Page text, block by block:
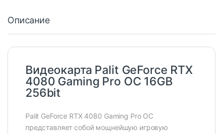
Описание
Видеокарта Palit GeForce RTX
4080 Gaming Pro OC 16GB
256bit
Palit GeForce RTX 4080 Gaming Pro OC
представляет собой мощнейшую игровую